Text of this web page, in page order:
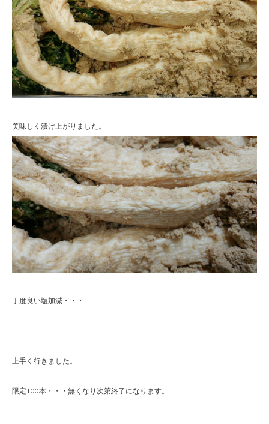
美味しく漬け上がりました。
丁度良い塩加減・・・
上手く行きました。
限定100本・・・無くなり次第終了になります。